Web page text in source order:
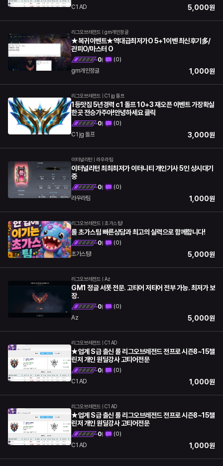
C1 AD 5,000원
리그오브레전드 | gm개인정글
★복귀이벤트★역대급최저가O 5+1이벤 최신후기多/
관피O/마스터 O
0| (0)
gm개인정글 1,000원
리그오브레전드 | C1 jg 돌프
1등맛집 5년경력 c1 돌프 10+3 재오픈 이벤트 가장확실
한곳 전승가주아!안녕하세요 클릭
0| (0)
C1 jg 돌프 3,000원
이터널리턴 | 라우라팀
이터널리턴 최최최저가 이터니티 개인기사 5인 상시대기
중
0| (0)
라우라팀 1,000원
리그오브레전드 | 초가스팀!
롤 초가스팀 빠른상담과 최고의 실력으로 함께합니다!
0| (0)
초가스팀! 5,000원
리그오브레전드 | Az
GM1 정글 서폿 전문. 고티어 저티어 전부 가능. 최저가 보
장.
0| (0)
Az 5,000원
리그오브레전드 | C1 AD
★업계 S급 출신 롤 리그오브레전드 전프로 시즌8~15챌
린저 개인 원딜강사 고티어전문
0| (0)
C1 AD 1,000원
리그오브레전드 | C1 AD
★업계 S급 출신 롤 리그오브레전드 전프로 시즌8~15챌
린저 개인 원딜강사 고티어전문
0| (0)
C1 AD 1,000원